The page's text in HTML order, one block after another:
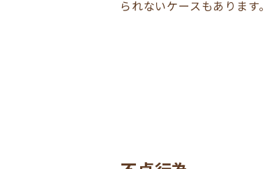
られないケースもあります。